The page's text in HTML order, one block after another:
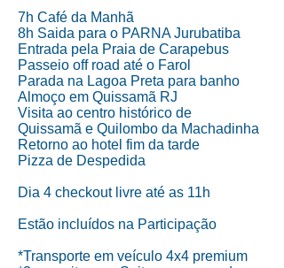
7h Café da Manhã
8h Saida para o PARNA Jurubatiba
Entrada pela Praia de Carapebus
Passeio off road até o Farol
Parada na Lagoa Preta para banho
Almoço em Quissamã RJ
Visita ao centro histórico de
Quissamã e Quilombo da Machadinha
Retorno ao hotel fim da tarde
Pizza de Despedida
Dia 4 checkout livre até as 11h
Estão incluídos na Participação
*Transporte em veículo 4x4 premium